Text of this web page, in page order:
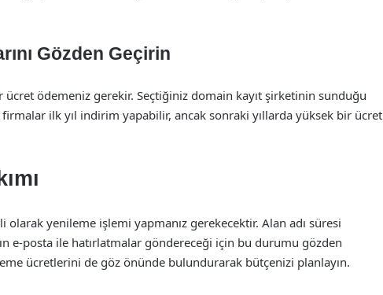
Gözden Geçirin
ücret ödemeniz gerekir. Seçtiğiniz domain kayıt şirketinin sunduğu
ilk yıl indirim yapabilir, ancak sonraki yıllarda yüksek bir ücret
olarak yenileme işlemi yapmanız gerekecektir. Alan adı süresi
e-posta ile hatırlatmalar göndereceği için bu durumu gözden
ücretlerini de göz önünde bulundurarak bütçenizi planlayın.